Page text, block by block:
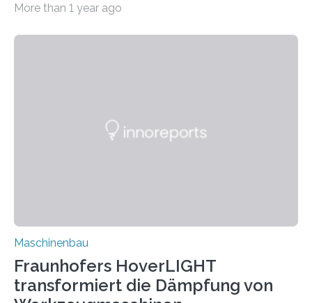
Matrixmaterials eine große Herausforderung dar.
Durch den verstärkten Einsatz von Rezyklaten
More than 1 year ago
Maschinenbau
Fraunhofers HoverLIGHT
transformiert die Dämpfung von